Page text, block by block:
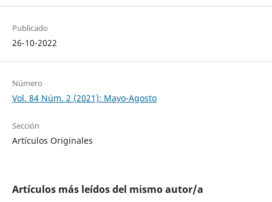
Publicado
26-10-2022
Número
Vol. 84 Núm. 2 (2021): Mayo-Agosto
Sección
Artículos Originales
Artículos más leídos del mismo autor/a